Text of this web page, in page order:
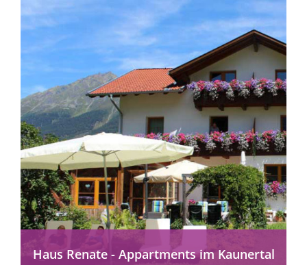
mehr erfahren
Haus Renate - Appartments im Kaunertal